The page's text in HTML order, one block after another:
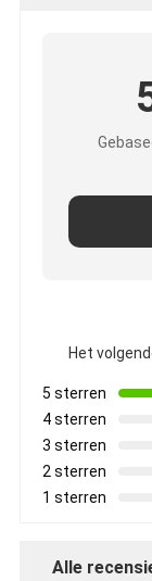
Het
5 sterren
4 sterren
3 sterren
2 sterren
1 sterren
Alle